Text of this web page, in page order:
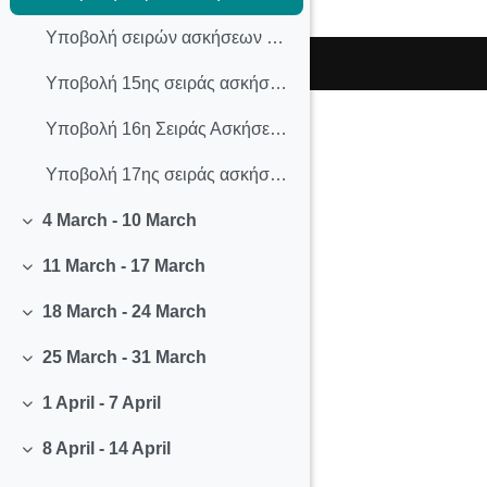
Υποβολή σειρών ασκήσεων 10-14
Υποβολή 15ης σειράς ασκήσεων
Υποβολή 16η Σειράς Ασκήσεων - Βιβλιογραφική
Υποβολή 17ης σειράς ασκήσεων - expander graphs
Collapse
4 March - 10 March
Collapse
11 March - 17 March
Collapse
18 March - 24 March
Collapse
25 March - 31 March
Collapse
1 April - 7 April
Collapse
8 April - 14 April